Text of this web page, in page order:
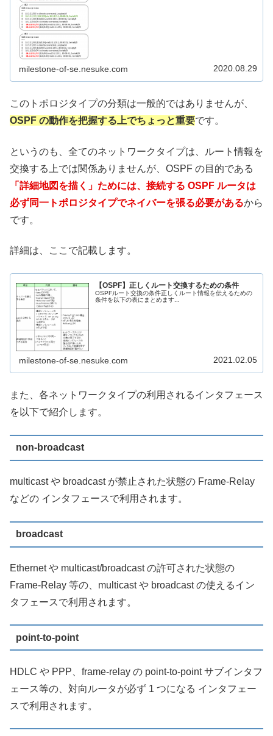
milestone-of-se.nesuke.com 2020.08.29
このトポロジタイプの分類は一般的ではありませんが、
OSPF の動作を把握する上でちょっと重要です。
というのも、全てのネットワークタイプは、ルート情報を
交換する上では関係ありませんが、OSPF の目的である
「詳細地図を描く」ためには、接続する OSPF ルータは
必ず同一トポロジタイプでネイバーを張る必要があるから
です。
詳細は、ここで記載します。
【OSPF】正しくルート交換するための条件
OSPFルート交換の条件正しくルート情報を伝えるための
条件を以下の表にまとめます...
milestone-of-se.nesuke.com 2021.02.05
また、各ネットワークタイプの利用されるインタフェース
を以下で紹介します。
non-broadcast
multicast や broadcast が禁止された状態の Frame-Relay
などの インタフェースで利用されます。
broadcast
Ethernet や multicast/broadcast の許可された状態の
Frame-Relay 等の、multicast や broadcast の使えるイン
タフェースで利用されます。
point-to-point
HDLC や PPP、frame-relay の point-to-point サブインタフ
ェース等の、対向ルータが必ず 1 つになる インタフェー
スで利用されます。